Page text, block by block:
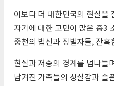
이보다 더 대한민국의 현실을
자기에 대한 고민이 많은 중3
중천의 법신과 징벌자들, 잔
현실과 저승의 경계를 넘나들
남겨진 가족들의 상실감과 슬